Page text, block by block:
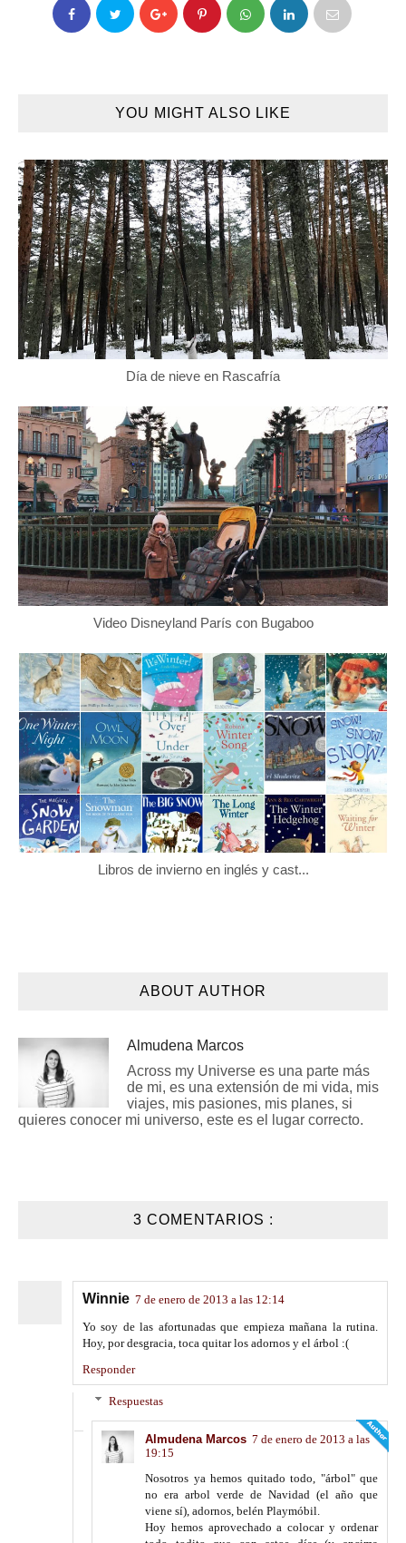
YOU MIGHT ALSO LIKE
Día de nieve en Rascafría
Video Disneyland París con Bugaboo
Libros de invierno en inglés y cast...
ABOUT AUTHOR
Almudena Marcos
Across my Universe es una parte más
de mi, es una extensión de mi vida, mis
viajes, mis pasiones, mis planes, si
quieres conocer mi universo, este es el lugar correcto.
3 COMENTARIOS :
Winnie 7 de enero de 2013 a las 12:14
Yo soy de las afortunadas que empieza mañana la rutina.
Hoy, por desgracia, toca quitar los adornos y el árbol :(
Responder
Respuestas
Almudena Marcos 7 de enero de 2013 a las
19:15
Nosotros ya hemos quitado todo, "árbol" que
no era arbol verde de Navidad (el año que
viene sí), adornos, belén Playmóbil.
Hoy hemos aprovechado a colocar y ordenar